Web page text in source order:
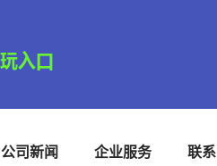
公司新闻 企业服务 联